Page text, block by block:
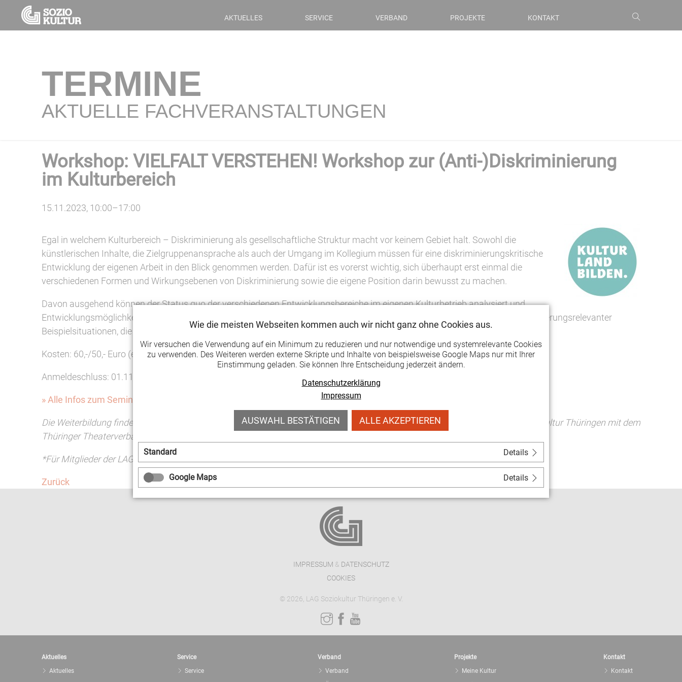
AKTUELLES SERVICE VERBAND PROJEKTE KONTAKT
TERMINE
AKTUELLE FACHVERANSTALTUNGEN
Workshop: VIELFALT VERSTEHEN! Workshop zur (Anti-)Diskriminierung
im Kulturbereich
15.11.2023, 10:00–17:00
Egal in welchem Kulturbereich – Diskriminierung als gesellschaftliche Struktur macht vor keinem Gebiet halt. Sowohl die
künstlerischen Inhalte, die Zielgruppenansprache als auch der Umgang im Kollegium müssen für eine diskriminierungskritische
Entwicklung der eigenen Arbeit in den Blick genommen werden. Dafür ist es vorerst wichtig, sich überhaupt erst einmal die
verschiedenen Formen und Wirkungsebenen von Diskriminierung sowie die eigene Position darin bewusst zu machen.
Davon ausgehend können der Status quo der verschiedenen Entwicklungsbereiche im eigenen Kulturbetrieb analysiert und
Entwicklungsmöglichkeiten und -notwendigkeiten erkannt werden. Der Workshop bietet Raum zur Diskussion eigener diskriminierungsrelevanter
Beispielsituationen, die als herausfordernd empfunden werden.
Kosten: 60,-/50,- Euro (ermäßigt*)
Anmeldeschluss: 01.11.2023
» Alle Infos zum Seminar und Anmeldung unter: www.kulturlandbilden.de
Die Weiterbildung findet im Rahmen von KULTUR LAND BILDEN statt, einem gemeinsamen Kooperationsprojekt der LAG Soziokultur Thüringen mit dem
Thüringer Theaterverband und der LAG Spiel und Theater in Thüringen.
*Für Mitglieder der LAG Soziokultur Thüringen, des Thüringer Theaterverbandes und der LAG Spiel und Theater in Thüringen
Zurück
IMPRESSUM & DATENSCHUTZ
COOKIES
© 2026, LAG Soziokultur Thüringen e. V.
Aktuelles
Aktuelles
Service
Service
Verband
Verband
Projekte
Meine Kultur
Kontakt
Kontakt
Wie die meisten Webseiten kommen auch wir nicht ganz ohne Cookies aus.
Wir versuchen die Verwendung auf ein Minimum zu reduzieren und nur notwendige und systemrelevante Cookies
zu verwenden. Des Weiteren werden externe Skripte und Inhalte von beispielsweise Google Maps nur mit Ihrer
Einstimmung geladen. Sie können Ihre Entscheidung jederzeit ändern.
Datenschutzerklärung
Impressum
AUSWAHL BESTÄTIGEN ALLE AKZEPTIEREN
Standard Details
Google Maps Details